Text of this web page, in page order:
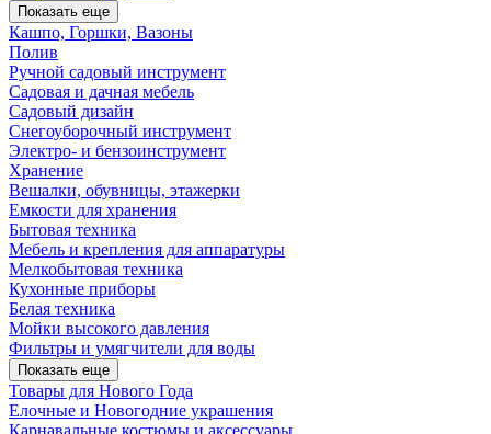
Показать еще
Кашпо, Горшки, Вазоны
Полив
Ручной садовый инструмент
Садовая и дачная мебель
Садовый дизайн
Снегоуборочный инструмент
Электро- и бензоинструмент
Хранение
Вешалки, обувницы, этажерки
Емкости для хранения
Бытовая техника
Мебель и крепления для аппаратуры
Мелкобытовая техника
Кухонные приборы
Белая техника
Мойки высокого давления
Фильтры и умягчители для воды
Показать еще
Товары для Нового Года
Елочные и Новогодние украшения
Карнавальные костюмы и аксессуары